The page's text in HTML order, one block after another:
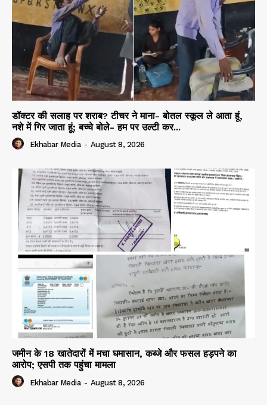
डॉक्टर की सलाह पर शराब? टीचर ने माना- बोतल स्कूल ले आता हूं,
नशे में गिर जाता हूं; बच्चे बोले- हम पर उल्टी कर...
Ekhabar Media - August 8, 2026
जमीन के 18 खातेदारों में मचा घमासान, कब्जे और फसल हड़पने का
आरोप; एसपी तक पहुंचा मामला
Ekhabar Media - August 8, 2026